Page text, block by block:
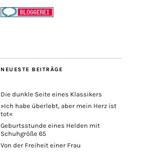
NEUESTE BEITRÄGE
Die dunkle Seite eines Klassikers
»Ich habe überlebt, aber mein Herz ist
tot«
Geburtsstunde eines Helden mit
Schuhgröße 65
Von der Freiheit einer Frau